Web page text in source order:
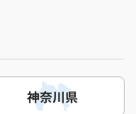
神奈川県